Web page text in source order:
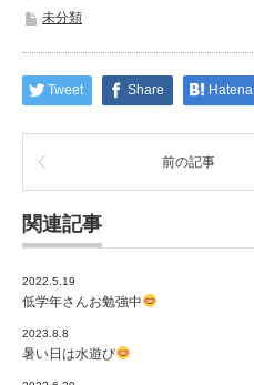
未分類
Tweet Share Hatena
前の記事
関連記事
2022.5.19
低学年さんお勉強中
2023.8.8
暑い日は水遊び